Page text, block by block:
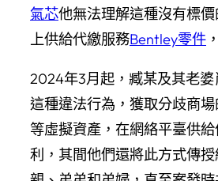
氣芯他無法理解這種沒有標
上供給代繳服務Bentley零件
2024年3月起，臧某及其老
這種違法行為，獲取分歧商
等虛擬資產，在網絡平臺供
利，其間他們還將此方式傳